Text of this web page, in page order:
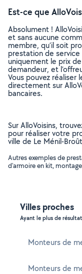
Est-ce que
Absolument !
et sans aucune
membre, qu’il soit
prestation de
uniquement le prix
demandeur, et
Vous pouvez
directement sur
bancaires.
Sur AlloVoisins,
pour réaliser votre
ville de Le Ménil-
Autres exemples de
d'armoire en kit,
Villes proches
Ayant le plus de
Monteurs de
Monteurs de